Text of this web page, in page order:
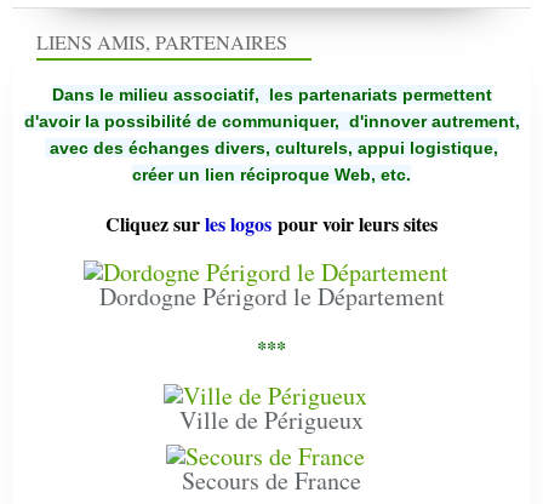
LIENS AMIS, PARTENAIRES
Dans le milieu associatif, les partenariats permettent
d'avoir la possibilité de communiquer, d'innover autrement,
avec des échanges divers, culturels, appui logistique,
créer un lien réciproque Web, etc.
Cliquez surles logos pour voir leurs sites
Dordogne Périgord le Département
***
Ville de Périgueux
Secours de France